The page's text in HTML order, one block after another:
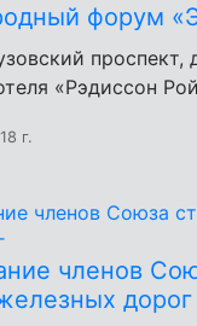
форум
проспект,
«Рэдиссон
г.
членов
дорог